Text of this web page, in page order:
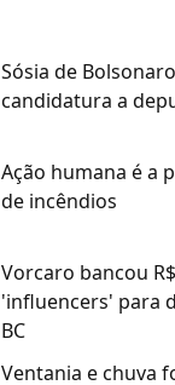
Sósia de
candidatura a
Ação humana é a
de incêndios
Vorcaro bancou
'influencers' para
BC
Ventania e chuva